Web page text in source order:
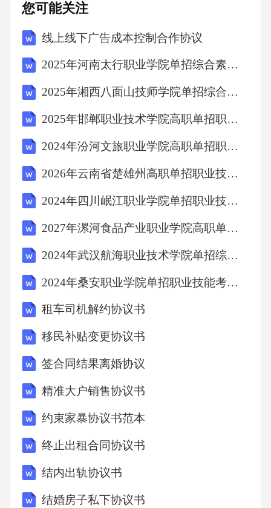
超过[X]日的，甲方有权自行收回租赁标的物，
乙方已收取的补偿款不予退还，同时乙方应承
担甲方因此遭受的全部损失。若乙方违反本协
拆除附属设施设备等，乙方应负责恢复原状或
赔偿甲方因此遭受的损失。赔偿金额按照实际
损失计算，包括但不限于修复费用、重新购置
费用等。五、争议解决本协议的签订、履行、
及相关法律法规的规定。双方在履行本协议过
程中如发生争议，应首先通过友好协商解决；
协商不成的，任何一方均有权向有管辖权的人
民法院提起诉讼。六、其他条款1.本协议自双方
签字（或盖章）之日起生效，一式两份，甲乙
双方各执一份，具有
您可能关注
线上线下广告成本控制合作协议
2025年河南太行职业学院单招综合素质考试题库附完整答案详解【全优】
2025年湘西八面山技师学院单招综合素质考试模拟试卷及答案详解（夺冠系列）
2025年邯郸职业技术学院高职单招职业适应性测试考试题库及参考答案详解（基础题）
2024年汾河文旅职业学院高职单招职业技能考试模拟试卷（培优A卷）附答案详解
2026年云南省楚雄州高职单招职业技能考试模拟试卷标准卷附答案详解
2024年四川岷江职业学院单招职业技能考试题库及完整答案详解（考点梳理）
2027年漯河食品产业职业学院高职单招职业技能考试题库含答案详解（B卷）
2024年武汉航海职业技术学院单招综合素质考试模拟试卷附答案详解【培优B卷】
2024年桑安职业学院单招职业技能考试题库附答案详解（综合卷）
租车司机解约协议书
移民补贴变更协议书
签合同结果离婚协议
精准大户销售协议书
约束家暴协议书范本
终止出租合同协议书
结内出轨协议书
结婚房子私下协议书